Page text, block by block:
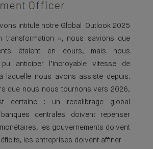
intitulé notre Global Outlook 2025
transformation », nous savions que
étaient en cours, mais nous
anticiper l’incroyable vitesse de
laquelle nous avons assisté depuis.
que nous nous tournons vers 2026,
certaine : un recalibrage global
centrales doivent repenser
les gouvernements doivent
les entreprises doivent affiner